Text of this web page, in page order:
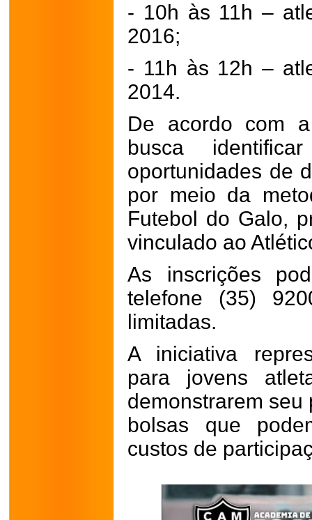
- 10h às 11h –
2016;
- 11h às 12h –
2014.
De acordo com
busca
oportunidades de
por meio da
Futebol do Galo,
vinculado ao
As inscrições
telefone (35)
limitadas.
A iniciativa
para jovens
demonstrarem seu
bolsas que
custos de